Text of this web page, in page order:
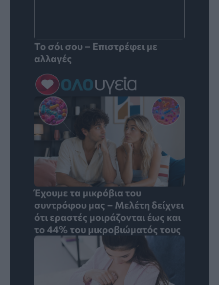
Το σόι σου – Επιστρέφει με
αλλαγές
Έχουμε τα μικρόβια του
συντρόφου μας – Μελέτη δείχνει
ότι εραστές μοιράζονται έως και
το 44% του μικροβιώματός τους